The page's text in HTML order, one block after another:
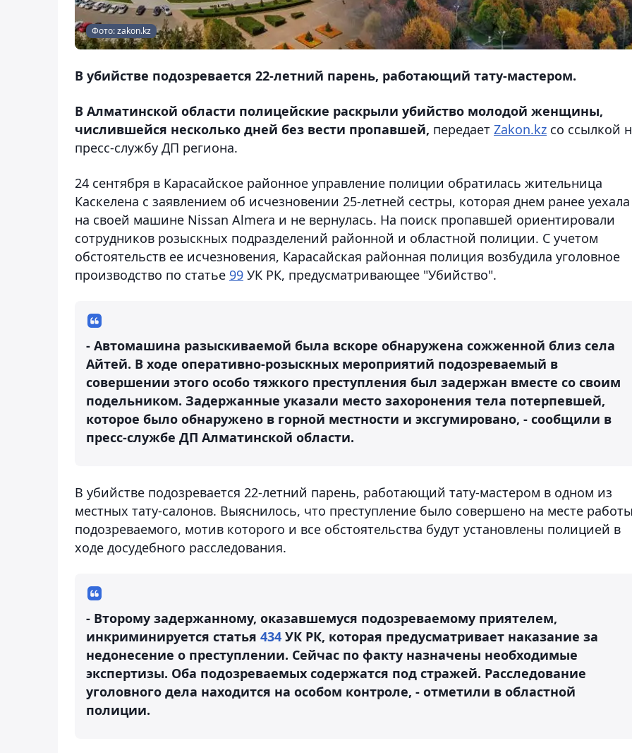
Фото: zakon.kz
В убийстве подозревается 22-летний парень, работающий тату-мастером.
В Алматинской области полицейские раскрыли убийство молодой женщины,
числившейся несколько дней без вести пропавшей, передает Zakon.kz со ссылкой
пресс-службу ДП региона.
24 сентября в Карасайское районное управление полиции обратилась жительница
Каскелена с заявлением об исчезновении 25-летней сестры, которая днем ранее уехала
на своей машине Nissan Almera и не вернулась. На поиск пропавшей ориентировали
сотрудников розыскных подразделений районной и областной полиции. С учетом
обстоятельств ее исчезновения, Карасайская районная полиция возбудила уголовное
производство по статье 99 УК РК, предусматривающее "Убийство".
- Автомашина разыскиваемой была вскоре обнаружена сожженной близ села
Айтей. В ходе оперативно-розыскных мероприятий подозреваемый в
совершении этого особо тяжкого преступления был задержан вместе со своим
подельником. Задержанные указали место захоронения тела потерпевшей,
которое было обнаружено в горной местности и эксгумировано, - сообщили в
пресс-службе ДП Алматинской области.
В убийстве подозревается 22-летний парень, работающий тату-мастером в одном из
местных тату-салонов. Выяснилось, что преступление было совершено на месте
подозреваемого, мотив которого и все обстоятельства будут установлены полицией в
ходе досудебного расследования.
- Второму задержанному, оказавшемуся подозреваемому приятелем,
инкриминируется статья 434 УК РК, которая предусматривает наказание за
недонесение о преступлении. Сейчас по факту назначены необходимые
экспертизы. Оба подозреваемых содержатся под стражей. Расследование
уголовного дела находится на особом контроле, - отметили в областной
полиции.